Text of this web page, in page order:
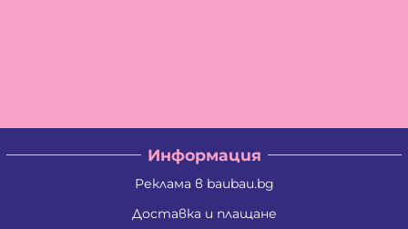
Информация
Реклама в baubau.bg
Доставка и плащане